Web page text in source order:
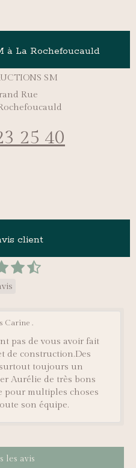
à La Rochefoucauld
SM
Rue
25 40
client
Carine .
pas de vous avoir fait
de construction.Des
toujours un
Aurélie de très bons
pour multiples choses
son équipe.
les avis